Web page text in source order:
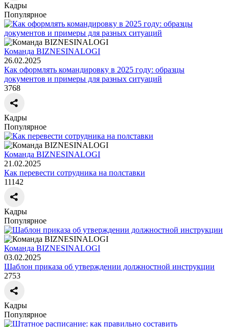
Кадры
Популярное
Команда BIZNESINALOGI
26.02.2025
Как оформлять командировку в 2025 году: образцы
документов и примеры для разных ситуаций
3768
Кадры
Популярное
Команда BIZNESINALOGI
21.02.2025
Как перевести сотрудника на полставки
11142
Кадры
Популярное
Команда BIZNESINALOGI
03.02.2025
Шаблон приказа об утверждении должностной инструкции
2753
Кадры
Популярное